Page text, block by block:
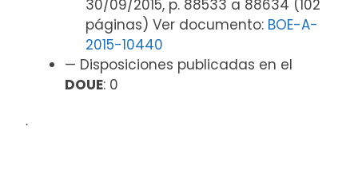
30/09/2015, p. 88533 a 88634 (102
páginas) Ver documento: BOE-A-
2015-10440
— Disposiciones publicadas en el
DOUE: 0
ᐧ